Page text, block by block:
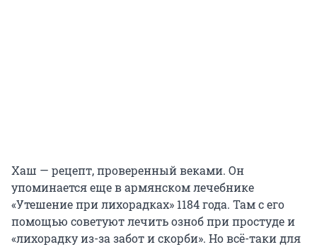
Хаш — рецепт, проверенный веками. Он
упоминается еще в армянском лечебнике
«Утешение при лихорадках» 1184 года. Там с его
помощью советуют лечить озноб при простуде и
«лихорадку из-за забот и скорби». Но всё-таки для